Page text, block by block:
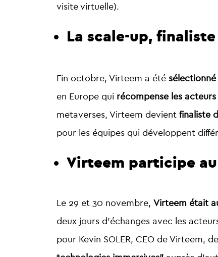
visite virtuelle).
La scale-up,
Fin octobre, Virteem a été
en Europe qui récompense les
metaverses, Virteem devient finaliste
pour les équipes qui développent
Virteem participe
Le 29 et 30 novembre, Virteem était
deux jours d’échanges avec les
pour Kevin SOLER, CEO de Virteem, de